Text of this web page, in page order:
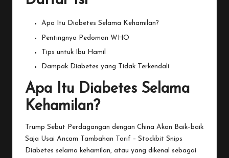
Apa Itu Diabetes Selama Kehamilan?
Pentingnya Pedoman WHO
Tips untuk Ibu Hamil
Dampak Diabetes yang Tidak Terkendali
Apa Itu Diabetes Selama
Kehamilan?
Trump Sebut Perdagangan dengan China Akan Baik–baik
Saja Usai Ancam Tambahan Tarif – Stockbit Snips
Diabetes selama kehamilan, atau yang dikenal sebagai